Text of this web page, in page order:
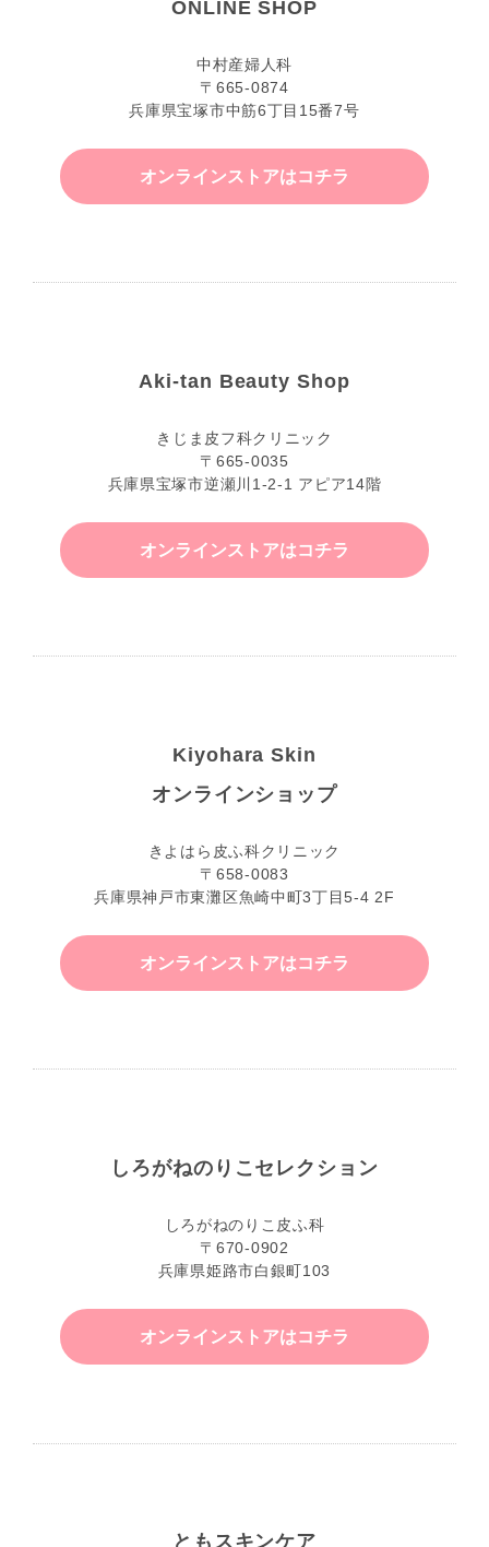
ONLINE SHOP
中村産婦人科
〒665-0874
兵庫県宝塚市中筋6丁目15番7号
オンラインストアはコチラ
Aki-tan Beauty Shop
きじま皮フ科クリニック
〒665-0035
兵庫県宝塚市逆瀬川1-2-1 アピア14階
オンラインストアはコチラ
Kiyohara Skin
オンラインショップ
きよはら皮ふ科クリニック
〒658-0083
兵庫県神戸市東灘区魚崎中町3丁目5-4 2F
オンラインストアはコチラ
しろがねのりこセレクション
しろがねのりこ皮ふ科
〒670-0902
兵庫県姫路市白銀町103
オンラインストアはコチラ
ともスキンケア